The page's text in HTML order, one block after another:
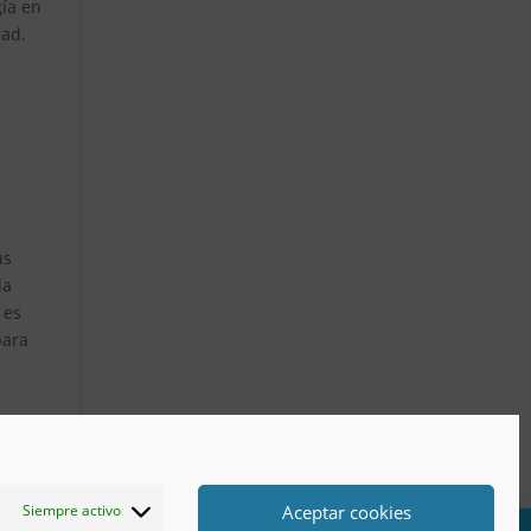
Siempre activo Aceptar cookies
en